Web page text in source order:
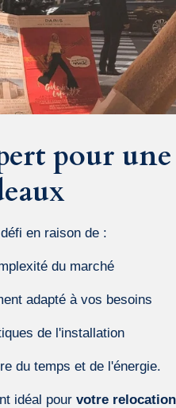
pour
en raison de :
du marché
adapté à vos besoins
de l'installation
du temps et de l'énergie.
idéal pour votre